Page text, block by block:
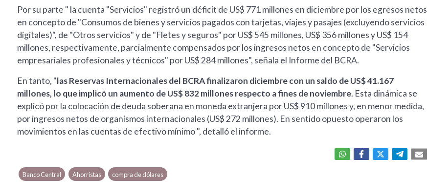
Por su parte " la cuenta "Servicios" registró un déficit de US$ 771 millones en diciembre por los egresos netos
en concepto de "Consumos de bienes y servicios pagados con tarjetas, viajes y pasajes (excluyendo servicios
digitales)", de "Otros servicios" y de "Fletes y seguros" por US$ 545 millones, US$ 356 millones y US$ 154
millones, respectivamente, parcialmente compensados por los ingresos netos en concepto de "Servicios
empresariales profesionales y técnicos" por US$ 284 millones", señala el Informe del BCRA.
En tanto, "las Reservas Internacionales del BCRA finalizaron diciembre con un saldo de US$ 41.167
millones, lo que implicó un aumento de US$ 832 millones respecto a fines de noviembre. Esta dinámica se
explicó por la colocación de deuda soberana en moneda extranjera por US$ 910 millones y, en menor medida,
por ingresos netos de organismos internacionales (US$ 272 millones). En sentido opuesto operaron los
movimientos en las cuentas de efectivo mínimo ", detalló el informe.
Banco Central Ahorristas compra de dólares